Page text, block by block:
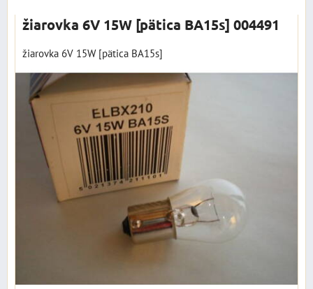
žiarovka 6V 15W [pätica BA15s] 004491
žiarovka 6V 15W [pätica BA15s]